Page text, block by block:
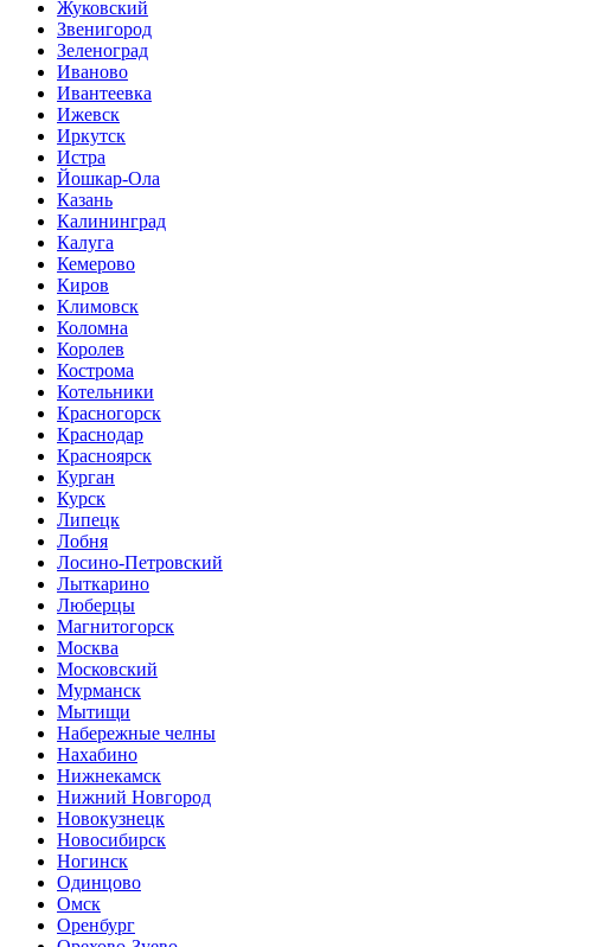
Жуковский
Звенигород
Зеленоград
Иваново
Ивантеевка
Ижевск
Иркутск
Истра
Йошкар-Ола
Казань
Калининград
Калуга
Кемерово
Киров
Климовск
Коломна
Королев
Кострома
Котельники
Красногорск
Краснодар
Красноярск
Курган
Курск
Липецк
Лобня
Лосино-Петровский
Лыткарино
Люберцы
Магнитогорск
Москва
Московский
Мурманск
Мытищи
Набережные челны
Нахабино
Нижнекамск
Нижний Новгород
Новокузнецк
Новосибирск
Ногинск
Одинцово
Омск
Оренбург